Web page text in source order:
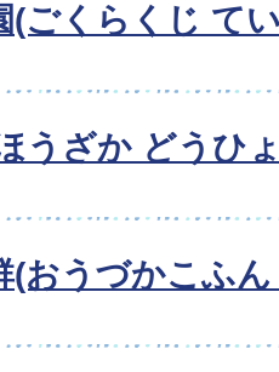
(ごくらくじ て
うざか どうひ
(おうづかこふ